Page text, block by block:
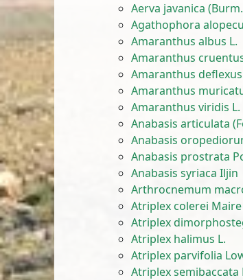
Aerva javanica
Agathophora
Amaranthus albus L.
Amaranthus
Amaranthus deflexus
Amaranthus
Amaranthus viridis L.
Anabasis articulata
Anabasis
Anabasis prostrata
Anabasis syriaca Iljin
Arthrocnemum
Atriplex colerei Maire
Atriplex
Atriplex halimus L.
Atriplex parvifolia
Atriplex semibaccata